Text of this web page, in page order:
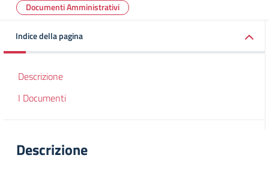
Documenti Amministrativi
Indice della pagina
Descrizione
I Documenti
Descrizione